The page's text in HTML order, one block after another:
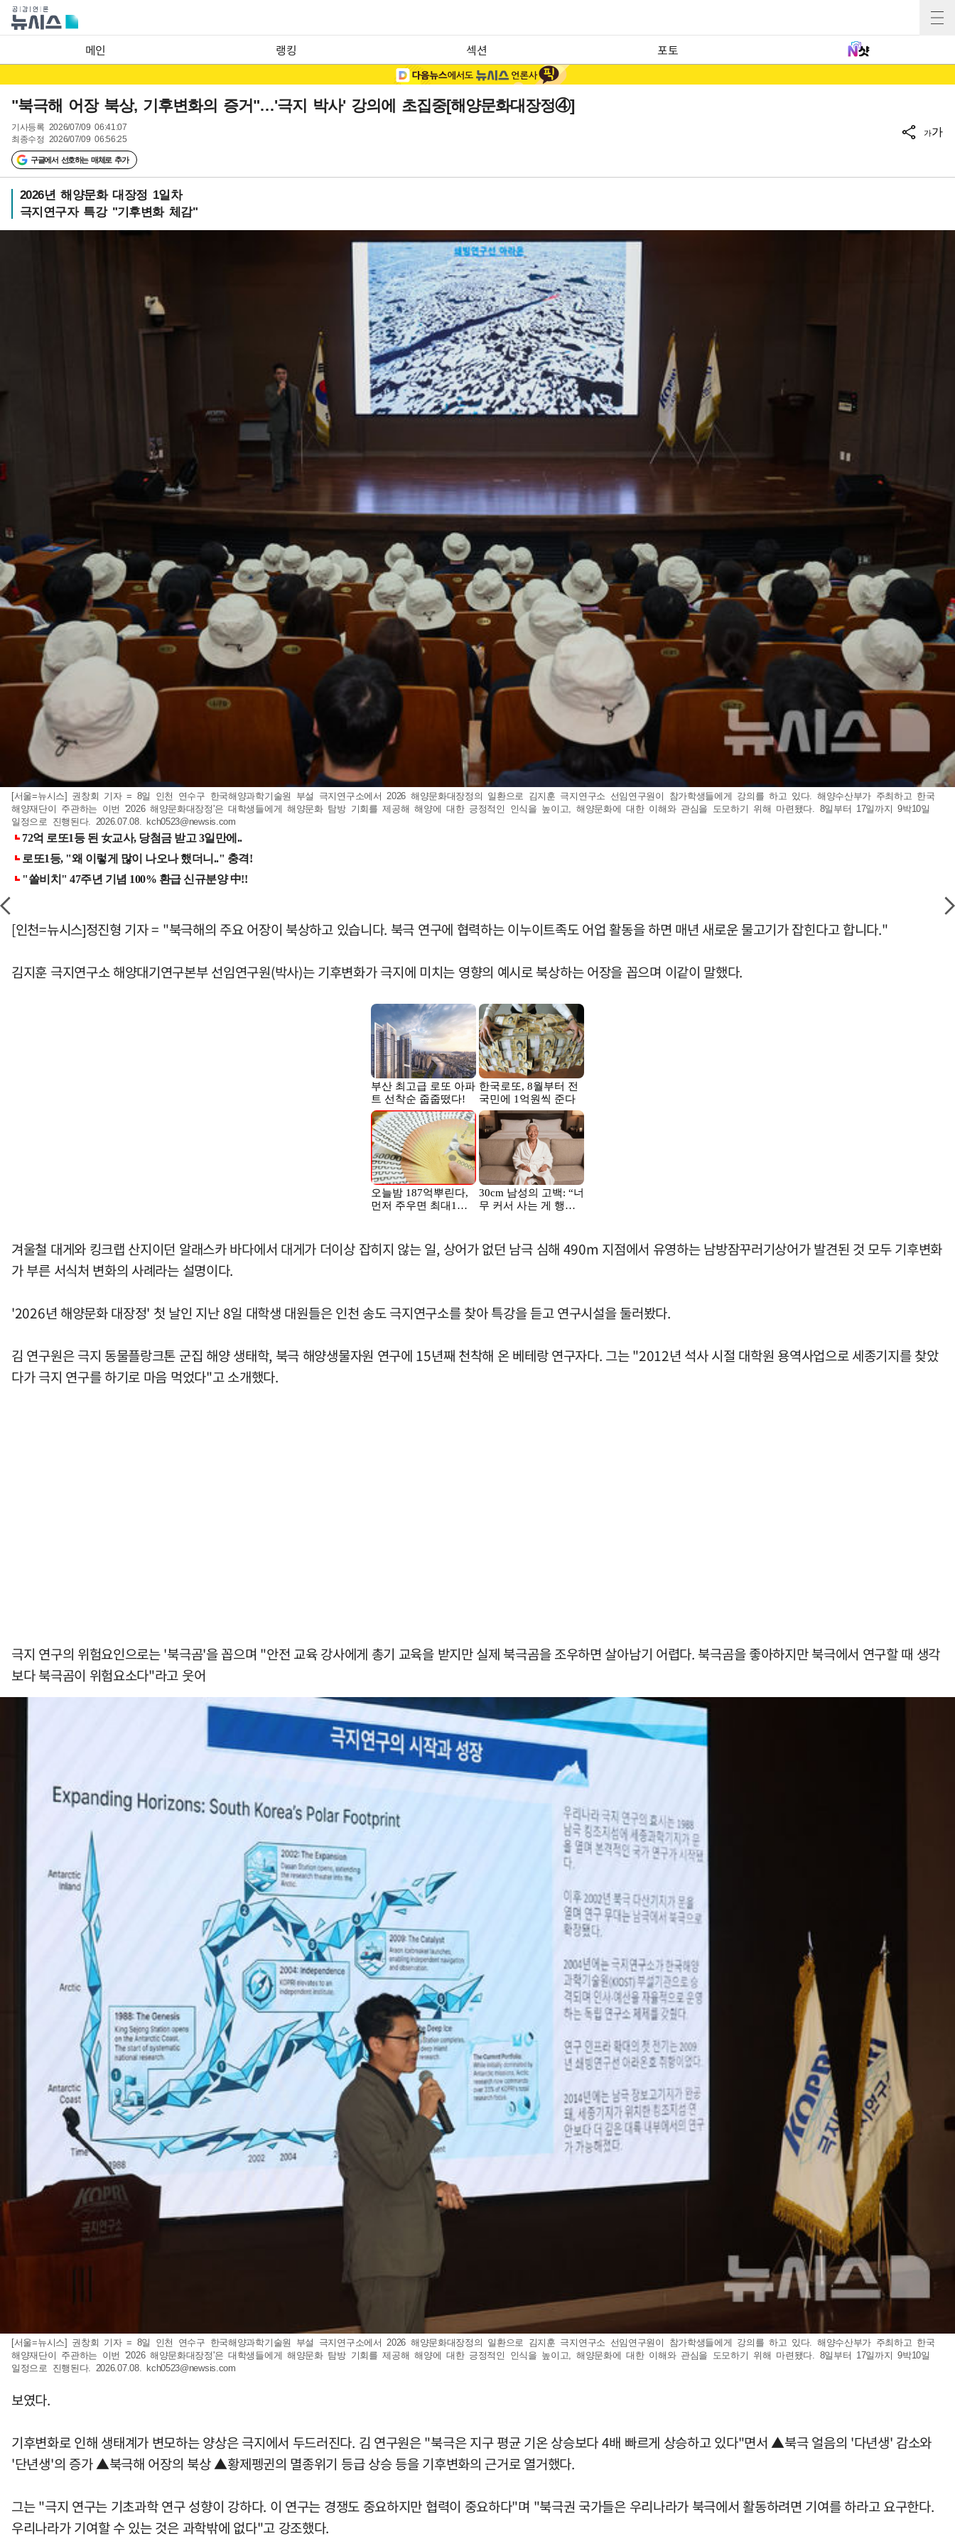
메인 랭킹 섹션 포토
"북극해 어장 북상, 기후변화의 증거"…'극지 박사' 강의에 초집중[해양문화대장정④]
기사등록 2026/07/09 06:41:07
최종수정 2026/07/09 06:56:25
구글에서 선호하는 매체로 추가
가가
2026년 해양문화 대장정 1일차
극지연구자 특강 "기후변화 체감"
[서울=뉴시스] 권창회 기자 = 8일 인천 연수구 한국해양과학기술원 부설 극지연구소에서 2026 해양문화대장정의 일환으로 김지훈 극지연구소 선임연구원이 참가학생들에게 강의를 하고 있다. 해양수산부가 주최하고 한국
해양재단이 주관하는 이번 '2026 해양문화대장정'은 대학생들에게 해양문화 탐방 기회를 제공해 해양에 대한 긍정적인 인식을 높이고, 해양문화에 대한 이해와 관심을 도모하기 위해 마련됐다. 8일부터 17일까지 9박10일
일정으로 진행된다. 2026.07.08. kch0523@newsis.com
[인천=뉴시스]정진형 기자 = "북극해의 주요 어장이 북상하고 있습니다. 북극 연구에 협력하는 이누이트족도 어업 활동을 하면 매년 새로운 물고기가 잡힌다고 합니다."
김지훈 극지연구소 해양대기연구본부 선임연구원(박사)는 기후변화가 극지에 미치는 영향의 예시로 북상하는 어장을 꼽으며 이같이 말했다.
겨울철 대게와 킹크랩 산지이던 알래스카 바다에서 대게가 더이상 잡히지 않는 일, 상어가 없던 남극 심해 490m 지점에서 유영하는 남방잠꾸러기상어가 발견된 것 모두 기후변화
가 부른 서식처 변화의 사례라는 설명이다.
'2026년 해양문화 대장정' 첫 날인 지난 8일 대학생 대원들은 인천 송도 극지연구소를 찾아 특강을 듣고 연구시설을 둘러봤다.
김 연구원은 극지 동물플랑크톤 군집 해양 생태학, 북극 해양생물자원 연구에 15년째 천착해 온 베테랑 연구자다. 그는 "2012년 석사 시절 대학원 용역사업으로 세종기지를 찾았
다가 극지 연구를 하기로 마음 먹었다"고 소개했다.
극지 연구의 위험요인으로는 '북극곰'을 꼽으며 "안전 교육 강사에게 총기 교육을 받지만 실제 북극곰을 조우하면 살아남기 어렵다. 북극곰을 좋아하지만 북극에서 연구할 때 생각
보다 북극곰이 위험요소다"라고 웃어
[서울=뉴시스] 권창회 기자 = 8일 인천 연수구 한국해양과학기술원 부설 극지연구소에서 2026 해양문화대장정의 일환으로 김지훈 극지연구소 선임연구원이 참가학생들에게 강의를 하고 있다. 해양수산부가 주최하고 한국
해양재단이 주관하는 이번 '2026 해양문화대장정'은 대학생들에게 해양문화 탐방 기회를 제공해 해양에 대한 긍정적인 인식을 높이고, 해양문화에 대한 이해와 관심을 도모하기 위해 마련됐다. 8일부터 17일까지 9박10일
일정으로 진행된다. 2026.07.08. kch0523@newsis.com
보였다.
기후변화로 인해 생태계가 변모하는 양상은 극지에서 두드러진다. 김 연구원은 "북극은 지구 평균 기온 상승보다 4배 빠르게 상승하고 있다"면서 ▲북극 얼음의 '다년생' 감소와
'단년생'의 증가 ▲북극해 어장의 북상 ▲황제펭귄의 멸종위기 등급 상승 등을 기후변화의 근거로 열거했다.
그는 "극지 연구는 기초과학 연구 성향이 강하다. 이 연구는 경쟁도 중요하지만 협력이 중요하다"며 "북극권 국가들은 우리나라가 북극에서 활동하려면 기여를 하라고 요구한다.
우리나라가 기여할 수 있는 것은 과학밖에 없다"고 강조했다.